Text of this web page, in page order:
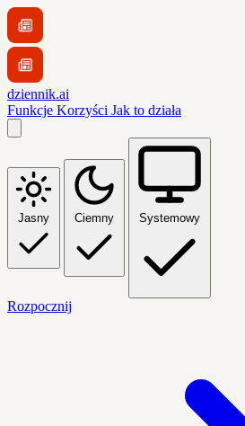
dziennik.ai
Funkcje Korzyści Jak to działa
Jasny Ciemny Systemowy
Rozpocznij